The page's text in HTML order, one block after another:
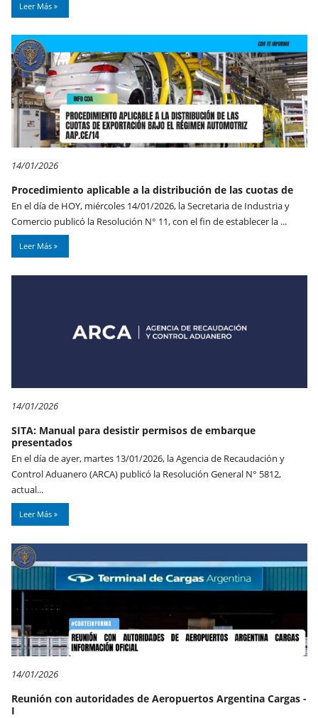
Leer Más
14/01/2026
Procedimiento aplicable a la distribución de las cuotas de
En el día de HOY, miércoles 14/01/2026, la Secretaria de Industria y
Comercio publicó la Resolución N° 11, con el fin de establecer la ...
Leer Más
14/01/2026
SITA: Manual para desistir permisos de embarque
presentados
En el día de ayer, martes 13/01/2026, la Agencia de Recaudación y
Control Aduanero (ARCA) publicó la Resolución General N° 5812,
actual...
Leer Más
14/01/2026
Reunión con autoridades de Aeropuertos Argentina Cargas -
I